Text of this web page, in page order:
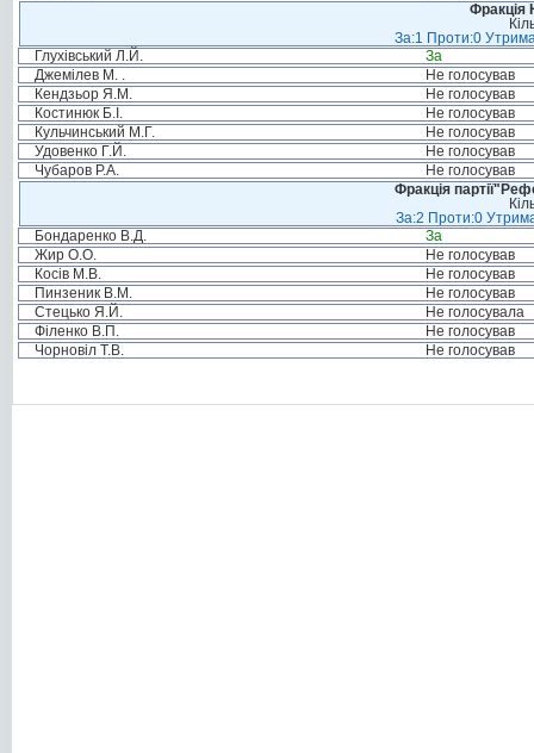
Фракція
За:1 Проти:0
Глухівський Л.Й.
За
Джемілев М. .
Не голосував
Кендзьор Я.М.
Не голосував
Костинюк Б.І.
Не голосував
Кульчинський М.Г.
Не голосував
Удовенко Г.Й.
Не голосував
Чубаров Р.А.
Не голосував
Фракція
За:2 Проти:0
Бондаренко В.Д.
За
Жир О.О.
Не голосував
Косів М.В.
Не голосував
Пинзеник В.М.
Не голосував
Стецько Я.Й.
Не голосувала
Філенко В.П.
Не голосував
Чорновіл Т.В.
Не голосував